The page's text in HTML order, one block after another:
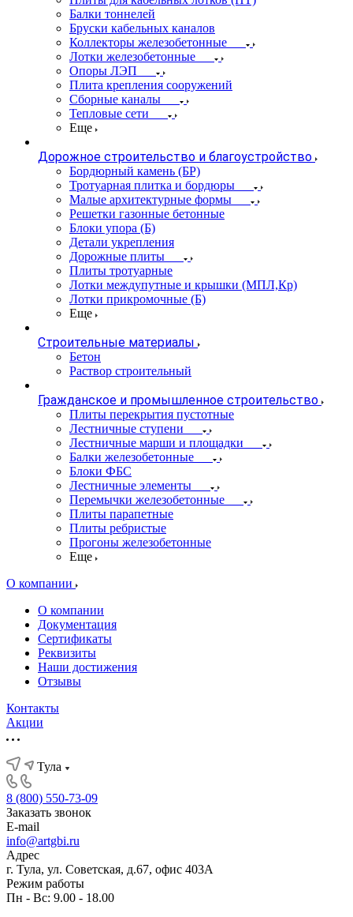
Балки тоннелей
Бруски кабельных каналов
Коллекторы железобетонные
Лотки железобетонные
Опоры ЛЭП
Плита крепления сооружений
Сборные каналы
Тепловые сети
Еще
Дорожное строительство и благоустройство
Бордюрный камень (БР)
Тротуарная плитка и бордюры
Малые архитектурные формы
Решетки газонные бетонные
Блоки упора (Б)
Детали укрепления
Дорожные плиты
Плиты тротуарные
Лотки междупутные и крышки (МПЛ,Кр)
Лотки прикромочные (Б)
Еще
Строительные материалы
Бетон
Раствор строительный
Гражданское и промышленное строительство
Плиты перекрытия пустотные
Лестничные ступени
Лестничные марши и площадки
Балки железобетонные
Блоки ФБС
Лестничные элементы
Перемычки железобетонные
Плиты парапетные
Плиты ребристые
Прогоны железобетонные
Еще
О компании
О компании
Документация
Сертификаты
Реквизиты
Наши достижения
Отзывы
Контакты
Акции
Тула
8 (800) 550-73-09
Заказать звонок
E-mail
info@artgbi.ru
Адрес
г. Тула, ул. Советская, д.67, офис 403А
Режим работы
Пн - Вс: 9.00 - 18.00